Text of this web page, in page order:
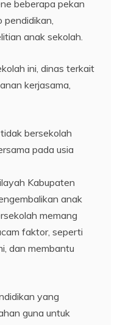
beberapa pekan
anak sekolah.
ini, dinas terkait
kerjasama,
bersekolah
pada usia
Kabupaten
anak
memang
faktor, seperti
dan membantu
yang
guna untuk